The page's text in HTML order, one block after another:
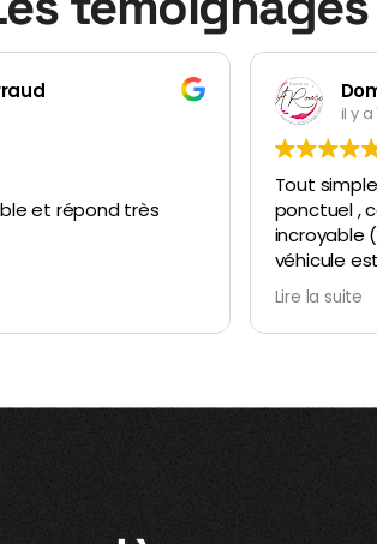
! Le chauffeur est
d'une gentillesse
les enfants) . Le
il y
(Mieux
fait appel à
d'environ
vraiment
sympathique, arrangeant,
réactif, aux petits soins ! Je recommande
ce service
Lire la suite